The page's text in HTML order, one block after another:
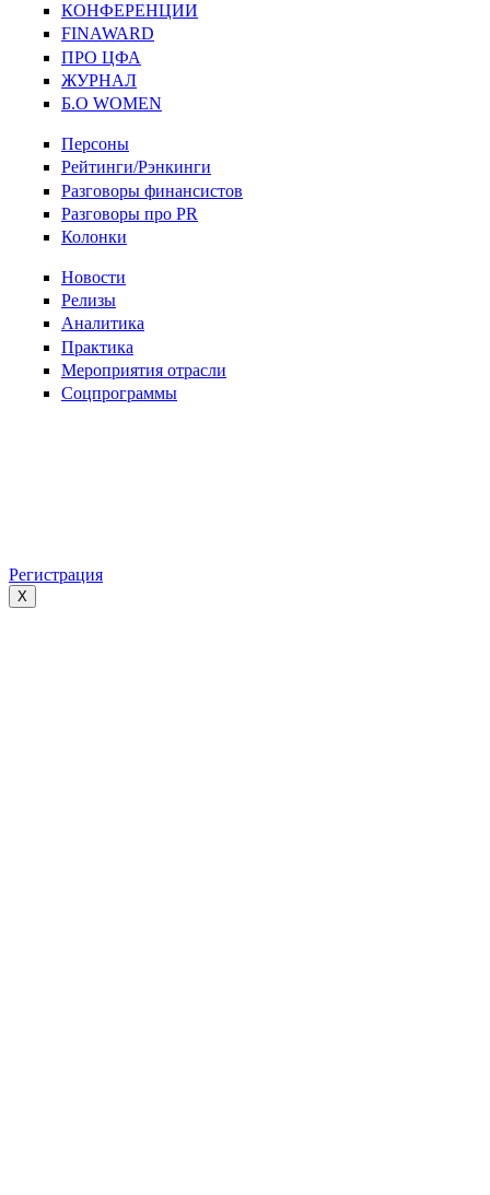
КОНФЕРЕНЦИИ
FINAWARD
ПРО ЦФА
ЖУРНАЛ
Б.О WOMEN
Персоны
Рейтинги/Рэнкинги
Разговоры финансистов
Разговоры про PR
Колонки
Новости
Релизы
Аналитика
Практика
Мероприятия отрасли
Соцпрограммы
Регистрация
X